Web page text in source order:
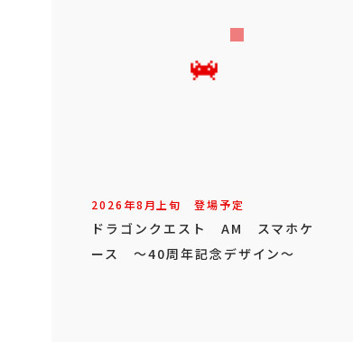
2026年8月上旬 登場予定
ドラゴンクエスト AM スマホケ
ース ～40周年記念デザイン～